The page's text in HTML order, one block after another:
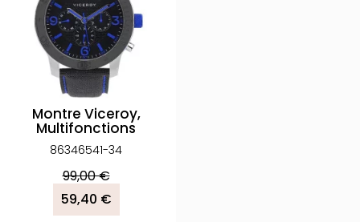
Montre Viceroy,
Multifonctions
86346541-34
99,00 €
59,40 €